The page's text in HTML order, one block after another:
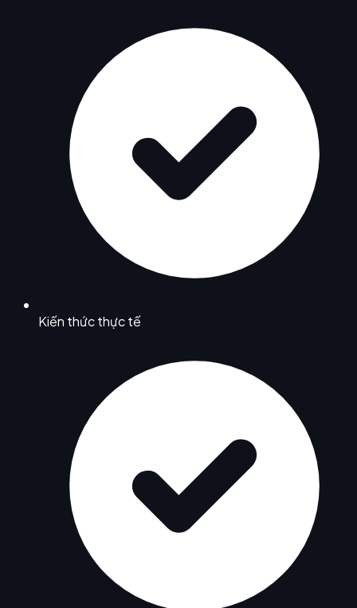
Kiến thức thực tế